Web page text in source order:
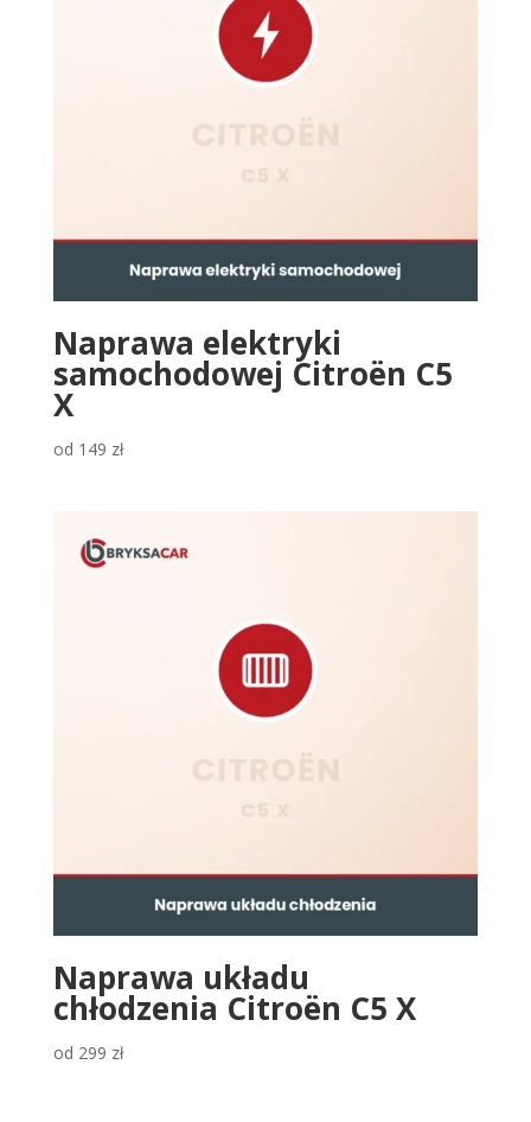
Naprawa elektryki
samochodowej Citroën C5
X
od 149 zł
Naprawa układu
chłodzenia Citroën C5 X
od 299 zł